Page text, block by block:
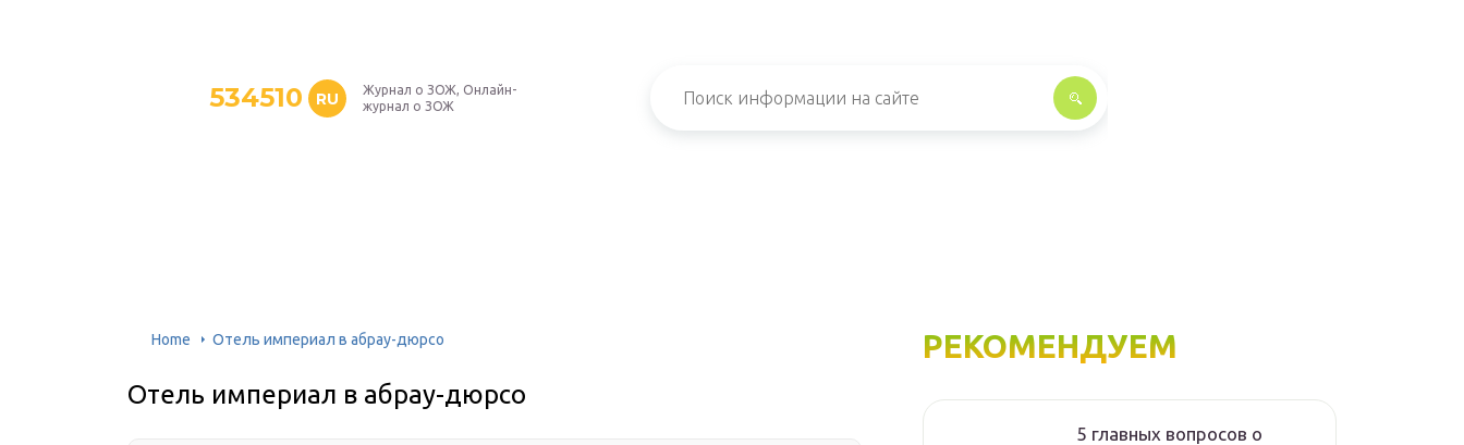
534510 RU
Журнал о ЗОЖ, Онлайн-
журнал о ЗОЖ
Home Отель империал в абрау-дюрсо
Отель империал в абрау-дюрсо
РЕКОМЕНДУЕМ
5 главных вопросов о